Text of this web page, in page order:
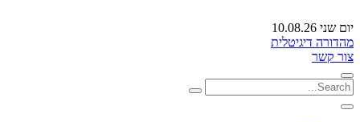
יום שני 10.08.26
מהדורה דיגיטלית
צור קשר